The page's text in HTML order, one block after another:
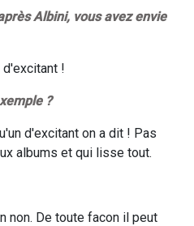
Albini, vous avez envie
d'excitant !
?
d'excitant on a dit ! Pas
albums et qui lisse tout.
non. De toute facon il peut